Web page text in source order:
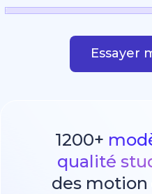
Essayer
1200+
qualité
des motion